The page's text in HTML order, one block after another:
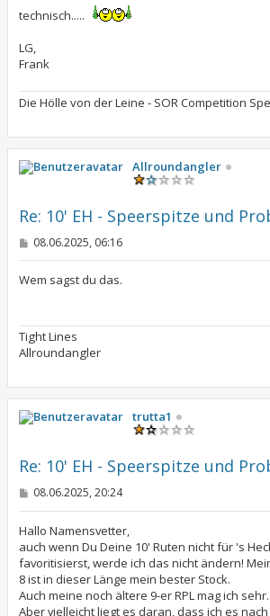
technisch.....
LG,
Frank
Die Hölle von der Leine - SOR Competition
Allroundangler
Re: 10' EH - Speerspitze und
B
t
08.06.2025, 06:16
Wem sagst du das.
Tight Lines
Allroundangler
trutta1
Re: 10' EH - Speerspitze und
B
i
t
r
a
g
08.06.2025, 20:24
Hallo Namensvetter,
auch wenn Du Deine 10' Ruten nicht für 's
favoritisierst, werde ich das nicht ändern!
8 ist in dieser Länge mein bester Stock.
Auch meine noch ältere 9-er RPL mag ich sehr.
Aber vielleicht liegt es daran, dass ich es